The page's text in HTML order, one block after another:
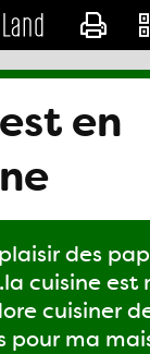
en
des
cuisine est
cuisiner
pour ma